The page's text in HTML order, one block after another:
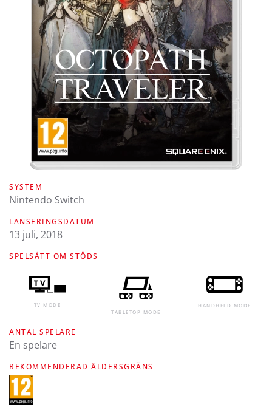
SYSTEM
Nintendo Switch
LANSERINGSDATUM
13 juli, 2018
SPELSÄTT OM STÖDS
TV MODE
TABLETOP MODE
HANDHELD MODE
ANTAL SPELARE
En spelare
REKOMMENDERAD ÅLDERSGRÄNS